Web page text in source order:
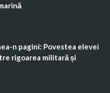
n pagini: Povestea elevei
rigoarea militară și